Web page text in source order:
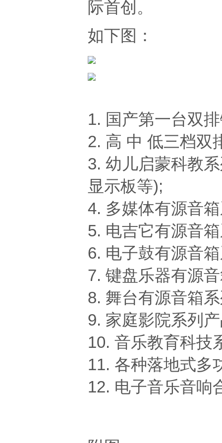
际首创。
如下图：
1. 国产第一台双
2. 高 中 低三档双
3. 幼儿启蒙科教
显示板等);
4. 多媒体有源音
5. 电吉它有源音
6. 电子鼓有源音
7. 键盘乐器有源
8. 舞台有源音箱
9. 家庭影院系列
10. 音乐教育科技
11. 各种落地式多
12. 电子音乐音响